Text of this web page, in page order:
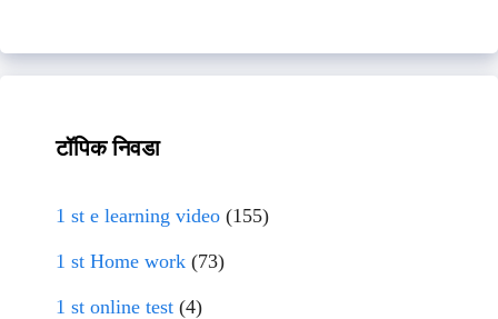
टॉपिक निवडा
1 st e learning video (155)
1 st Home work (73)
1 st online test (4)